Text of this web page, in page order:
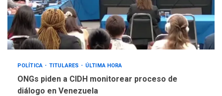
POLÍTICA TITULARES ÚLTIMA HORA
ONGs piden a CIDH monitorear proceso de
diálogo en Venezuela